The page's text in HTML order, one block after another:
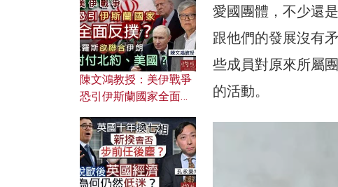
愛國團體，不少還
跟他們的發展沒有
些成員對原來所屬
的活動。
文之美？ 日常寫作如何
應用？
陳文鴻教授：美伊戰爭
恐引伊斯蘭國家全面反
對付北約美國？